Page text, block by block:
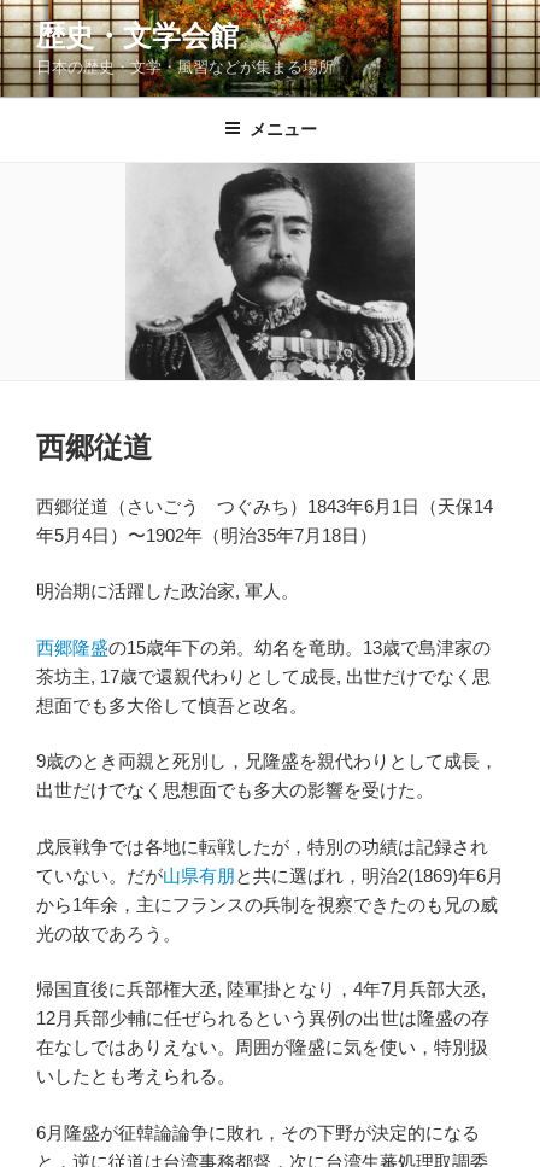
コ
ン
テ
ン
歴史・文学会館
日本の歴史・文学・風習などが集まる場所
メニュー
西郷従道
西郷従道（さいごう つぐみち） 1843年6月 1日（天保14
年5月4日）〜1902年（明治35年7月 18日）
明治期に活躍した政治家, 軍人。
西郷隆盛の15歳年下の弟。幼名を竜助。 13歳で島津家の
茶坊主, 17歳で還親代わりとして成長, 出世だけでなく思
想面でも多大俗して慎吾と改名。
9歳のとき両親と死別し，兄隆盛を親代わりとして成長，
出世だけでなく思想面でも多大の影響を受けた。
戊辰戦争では各地に転戦したが，特別の功績は記録され
ていない。だが山県有朋と共に選ばれ， 明治2(1869)年6月
から1年余，主にフランスの兵制を視察できたのも兄の威
光の故であろう。
帰国直後に兵部権大丞, 陸軍掛となり， 4年7月兵部大丞,
12月兵部少輔に任ぜられるという異例の出世は隆盛の存
在な しではありえない。
周囲が隆盛に気を使い，特別扱
いしたとも考えられる。
6月隆盛が征韓論論争に敗れ，その下野が決定的になる
と，逆に従道は台湾事務都督，次に台湾生蕃処理取調委